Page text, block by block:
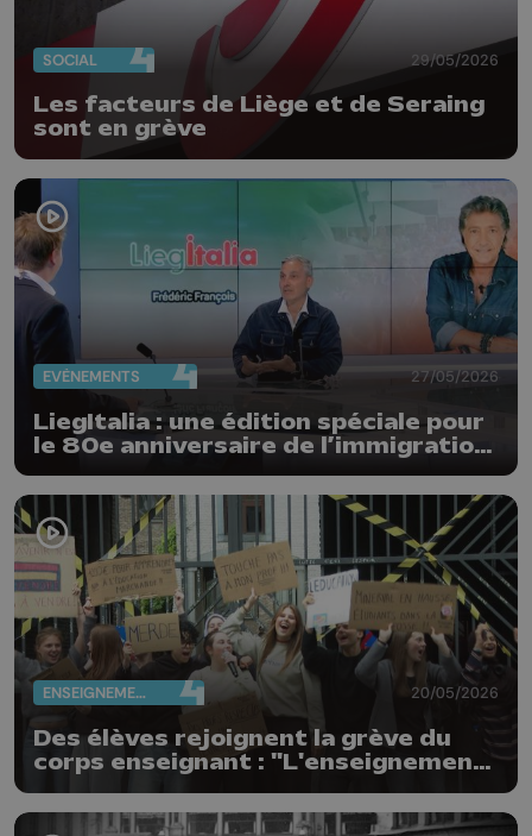
SOCIAL 29/05/2026
Les facteurs de Liège et de Seraing
sont en grève
EVÈNEMENTS 27/05/2026
LiegItalia : une édition spéciale pour
le 80e anniversaire de l’immigration
italienne en Belgique
ENSEIGNEMENT 20/05/2026
Des élèves rejoignent la grève du
corps enseignant : "L'enseignement